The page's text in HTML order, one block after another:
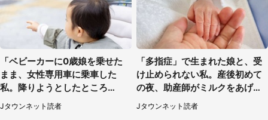
「ベビーカーに0歳娘を乗せた
まま、女性専用車に乗車した
私。降りようとしたところ
で...」（大阪府・30代女性）
Jタウンネット読者
「多指症」で生まれた娘と、受
け止められない私。産後初めて
の夜、助産師がミルクをあげて
るのを見て...（静岡県・20代女
性）
Jタウンネット読者